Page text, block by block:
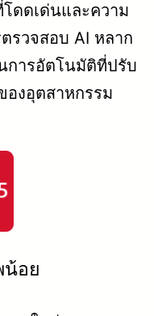
ดดเด่นและความ
รวจสอบ AI หลาก
การอัตโนมัติที่ปรับ
องอุตสาหกรรม
น้อย